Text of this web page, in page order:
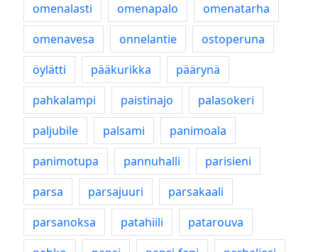
omenalasti
omenapalo
omenatarha
omenavesa
onnelantie
ostoperuna
öylätti
pääkurikka
päärynä
pahkalampi
paistinajo
palasokeri
paljubile
palsami
panimoala
panimotupa
pannuhalli
parisieni
parsa
parsajuuri
parsakaali
parsanoksa
patahiili
patarouva